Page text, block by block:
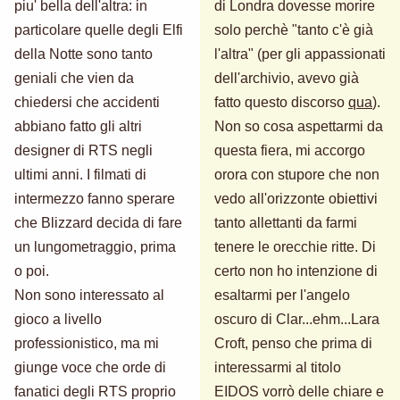
piu' bella dell'altra: in
particolare quelle degli Elfi
della Notte sono tanto
geniali che vien da
chiedersi che accidenti
abbiano fatto gli altri
designer di RTS negli
ultimi anni. I filmati di
intermezzo fanno sperare
che Blizzard decida di fare
un lungometraggio, prima
o poi.
Non sono interessato al
gioco a livello
professionistico, ma mi
giunge voce che orde di
fanatici degli RTS proprio
di Londra dovesse morire
solo perchè "tanto c'è già
l'altra" (per gli appassionati
dell'archivio, avevo già
fatto questo discorso qua).
Non so cosa aspettarmi da
questa fiera, mi accorgo
orora con stupore che non
vedo all'orizzonte obiettivi
tanto allettanti da farmi
tenere le orecchie ritte. Di
certo non ho intenzione di
esaltarmi per l'angelo
oscuro di Clar...ehm...Lara
Croft, penso che prima di
interessarmi al titolo
EIDOS vorrò delle chiare e